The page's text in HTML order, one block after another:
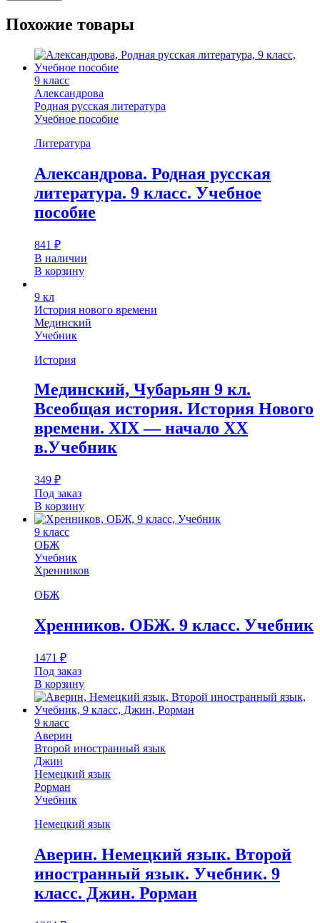
Похожие товары
9 класс
Александрова
Родная русская литература
Учебное пособие
Литература
Александрова. Родная русская
литература. 9 класс. Учебное
пособие
841 ₽
В наличии
В корзину
9 кл
История нового времени
Мединский
Учебник
История
Мединский, Чубарьян 9 кл.
Всеобщая история. История Нового
времени. XIX — начало XX
в.Учебник
349 ₽
Под заказ
В корзину
9 класс
ОБЖ
Учебник
Хренников
ОБЖ
Хренников. ОБЖ. 9 класс. Учебник
1471 ₽
Под заказ
В корзину
9 класс
Аверин
Второй иностранный язык
Джин
Немецкий язык
Рорман
Учебник
Немецкий язык
Аверин. Немецкий язык. Второй
иностранный язык. Учебник. 9
класс. Джин. Рорман